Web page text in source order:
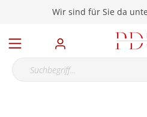
Wir sind für Sie da